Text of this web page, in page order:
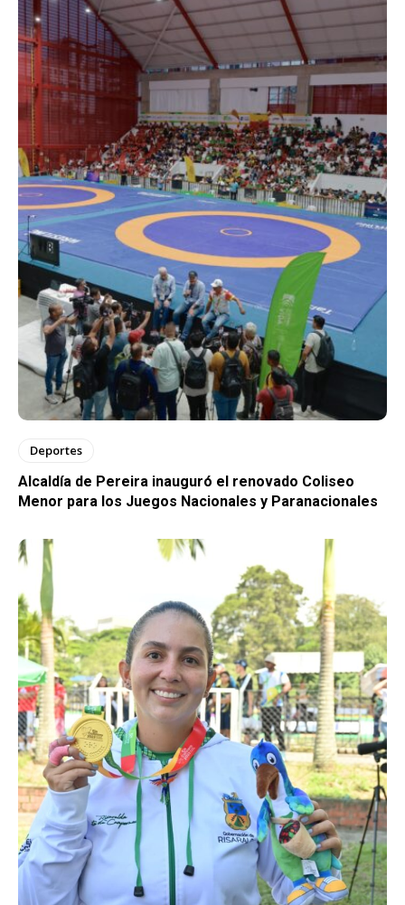
Deportes
Alcaldía de Pereira inauguró el renovado Coliseo
Menor para los Juegos Nacionales y Paranacionales